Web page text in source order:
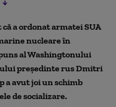
a ordonat armatei SUA
nucleare în
al Washingtonului
preşedinte rus Dmitri
a avut joi un schimb
de socializare.